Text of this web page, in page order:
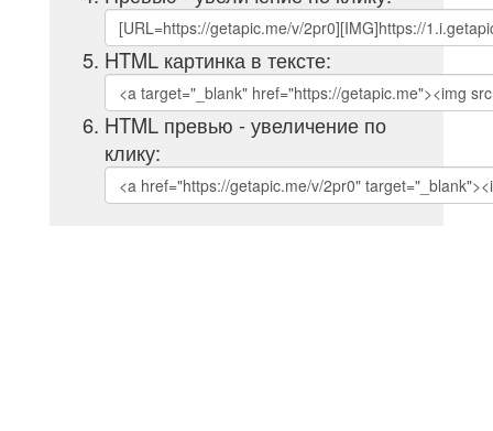
HTML картинка в тексте:
HTML превью - увеличение по
клику: